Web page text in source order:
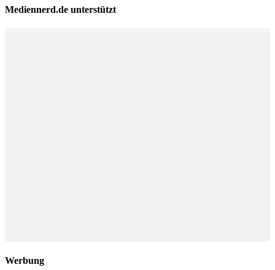
Mediennerd.de unterstützt
Werbung